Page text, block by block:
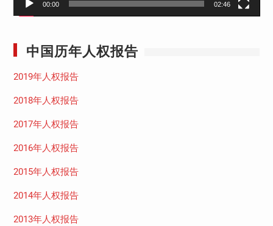
00:00 02:46
中国历年人权报告
2019年人权报告
2018年人权报告
2017年人权报告
2016年人权报告
2015年人权报告
2014年人权报告
2013年人权报告